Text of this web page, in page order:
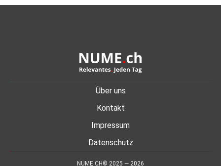
Über uns
Kontakt
Impressum
Datenschutz
NUME.CH© 2025 — 2026